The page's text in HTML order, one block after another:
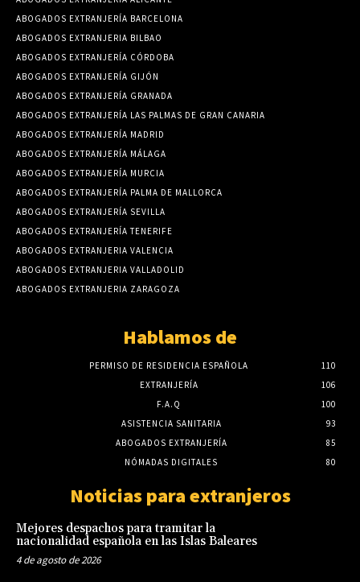
ABOGADOS EXTRANJERÍA BARCELONA
ABOGADOS EXTRANJERIA BILBAO
ABOGADOS EXTRANJERÍA CÓRDOBA
ABOGADOS EXTRANJERÍA GIJÓN
ABOGADOS EXTRANJERÍA GRANADA
ABOGADOS EXTRANJERÍA LAS PALMAS DE GRAN CANARIA
ABOGADOS EXTRANJERÍA MADRID
ABOGADOS EXTRANJERÍA MÁLAGA
ABOGADOS EXTRANJERÍA MURCIA
ABOGADOS EXTRANJERÍA PALMA DE MALLORCA
ABOGADOS EXTRANJERÍA SEVILLA
ABOGADOS EXTRANJERÍA TENERIFE
ABOGADOS EXTRANJERIA VALENCIA
ABOGADOS EXTRANJERIA VALLADOLID
ABOGADOS EXTRANJERIA ZARAGOZA
Hablamos de
PERMISO DE RESIDENCIA ESPAÑOLA
110
EXTRANJERÍA
106
F.A.Q
100
ASISTENCIA SANITARIA
93
ABOGADOS EXTRANJERÍA
85
NÓMADAS DIGITALES
80
Noticias para extranjeros
Mejores despachos para tramitar la
nacionalidad española en las Islas Baleares
4 de agosto de 2026